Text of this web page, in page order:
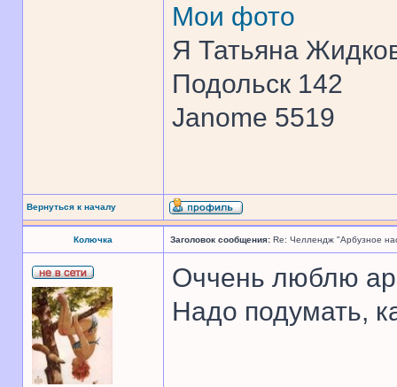
Мои фото
Я Татьяна
Подольск 142
Janome 5519
Вернуться к началу
Колючка Заголовок сообщения: Re: Челлендж "Арбузное
Оччень люблю
Надо подумать,